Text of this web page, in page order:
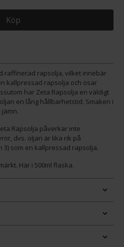
Köp
raffinerad rapsolja, vilket innebär
kallpressad rapsolja och osar
har Zeta Rapsolja en väldigt
en lång hållbarhetstid. Smaken i
Rapsolja påverkar inte
dvs. oljan är lika rik på
3) som en kallpressad rapsolja.
Här i 500ml flaska.